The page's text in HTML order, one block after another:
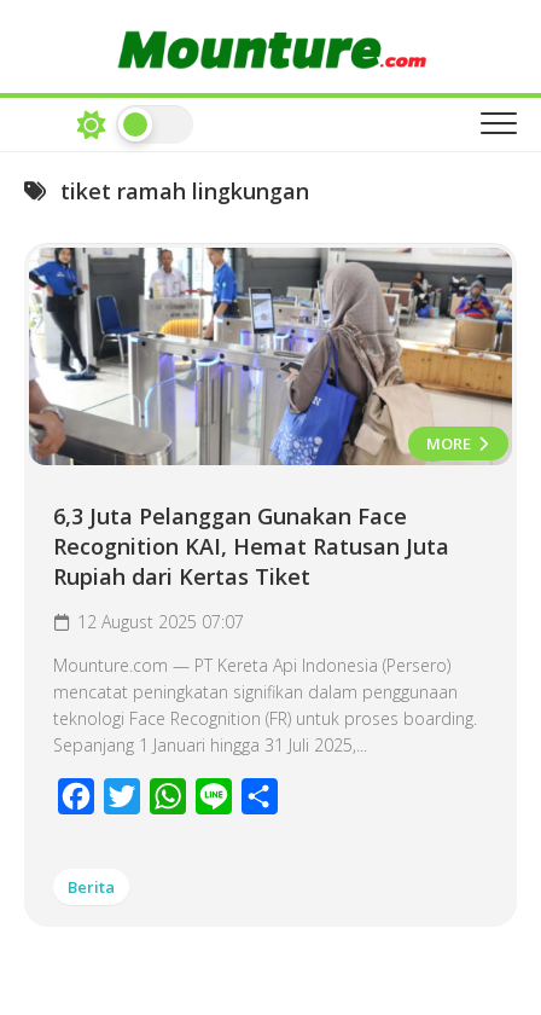
tiket ramah lingkungan
MORE
6,3 Juta Pelanggan Gunakan Face
Recognition KAI, Hemat Ratusan Juta
Rupiah dari Kertas Tiket
12 August 2025 07:07
Mounture.com — PT Kereta Api Indonesia (Persero)
mencatat peningkatan signifikan dalam penggunaan
teknologi Face Recognition (FR) untuk proses boarding.
Sepanjang 1 Januari hingga 31 Juli 2025,...
Facebook
Twitter WhatsApp
Line
Berita